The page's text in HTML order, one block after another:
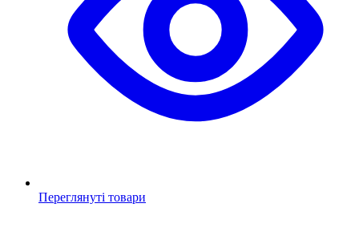
Переглянуті товари